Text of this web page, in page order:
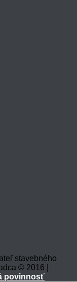
stavebného
© 2016 |
povinnosť